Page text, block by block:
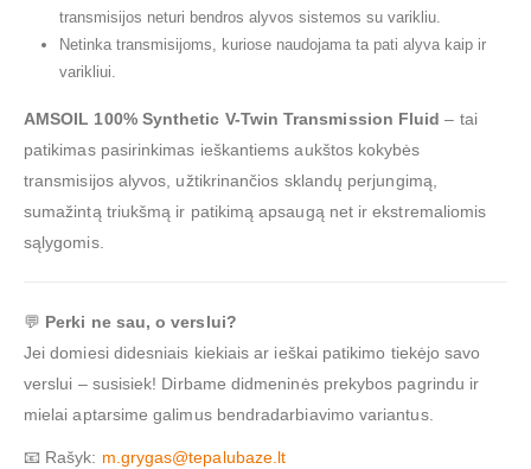
transmisijos neturi bendros alyvos sistemos su varikliu.
Netinka transmisijoms, kuriose naudojama ta pati alyva kaip ir
varikliui.
AMSOIL 100% Synthetic V-Twin Transmission Fluid – tai
patikimas pasirinkimas ieškantiems aukštos kokybės
transmisijos alyvos, užtikrinančios sklandų perjungimą,
sumažintą triukšmą ir patikimą apsaugą net ir ekstremaliomis
sąlygomis.
💬 Perki ne sau, o verslui?
Jei domiesi didesniais kiekiais ar ieškai patikimo tiekėjo savo
verslui – susisiek! Dirbame didmeninės prekybos pagrindu ir
mielai aptarsime galimus bendradarbiavimo variantus.
📧 Rašyk: m.grygas@tepalubaze.lt